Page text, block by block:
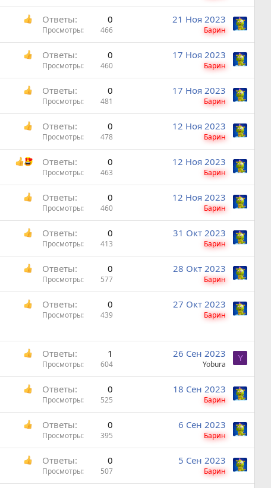
Ответы 0
Просмотры 466
21 Ноя 2023
Барин
Ответы 0
Просмотры 460
17 Ноя 2023
Барин
Ответы 0
Просмотры 481
17 Ноя 2023
Барин
Ответы 0
Просмотры 478
12 Ноя 2023
Барин
Ответы 0
Просмотры 463
12 Ноя 2023
Барин
Ответы 0
Просмотры 460
12 Ноя 2023
Барин
Ответы 0
Просмотры 413
31 Окт 2023
Барин
Ответы 0
Просмотры 577
28 Окт 2023
Барин
Ответы 0
Просмотры 439
27 Окт 2023
Барин
Ответы 1
Просмотры 604
26 Сен 2023
Yobura
Y
Ответы 0
Просмотры 525
18 Сен 2023
Барин
Ответы 0
Просмотры 395
6 Сен 2023
Барин
Ответы 0
Просмотры 507
5 Сен 2023
Барин